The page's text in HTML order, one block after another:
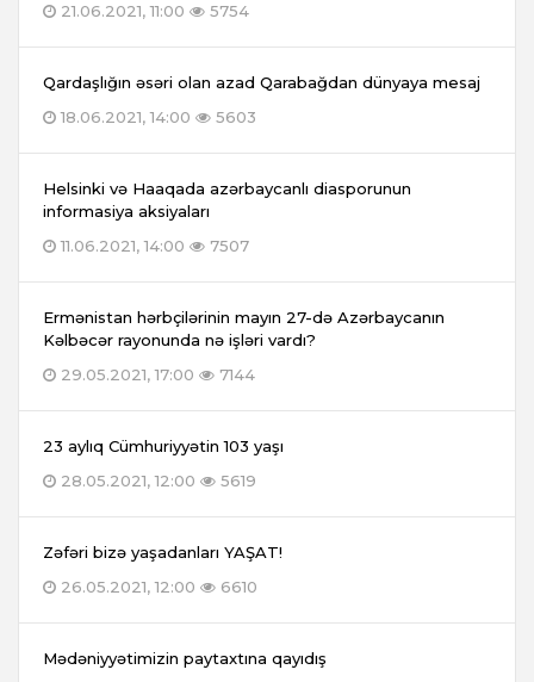
21.06.2021, 11:00
5754
Qardaşlığın əsəri olan azad Qarabağdan dünyaya mesaj
18.06.2021, 14:00
5603
Helsinki və Haaqada azərbaycanlı diasporunun
informasiya aksiyaları
11.06.2021, 14:00
7507
Ermənistan hərbçilərinin mayın 27-də Azərbaycanın
Kəlbəcər rayonunda nə işləri vardı?
29.05.2021, 17:00
7144
23 aylıq Cümhuriyyətin 103 yaşı
28.05.2021, 12:00
5619
Zəfəri bizə yaşadanları YAŞAT!
26.05.2021, 12:00
6610
Mədəniyyətimizin paytaxtına qayıdış